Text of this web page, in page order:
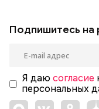
Подпишитесь на
Я даю согласие
персональных